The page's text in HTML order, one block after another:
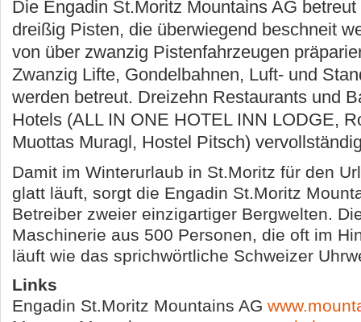
Die Engadin St.Moritz Mountains AG
dreißig Pisten, die überwiegend beschneit
von über zwanzig Pistenfahrzeugen
Zwanzig Lifte, Gondelbahnen, Luft- und
werden betreut. Dreizehn Restaurants und
Hotels (ALL IN ONE HOTEL INN LODGE,
Muottas Muragl, Hostel Pitsch)
Damit im Winterurlaub in St.Moritz für den
glatt läuft, sorgt die Engadin St.Moritz
Betreiber zweier einzigartiger Bergwelten.
Maschinerie aus 500 Personen, die oft im
läuft wie das sprichwörtliche Schweizer
Links
Engadin St.Moritz Mountains AG